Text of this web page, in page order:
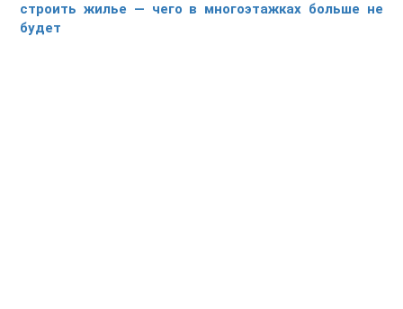
строить жилье — чего в многоэтажках больше не
будет